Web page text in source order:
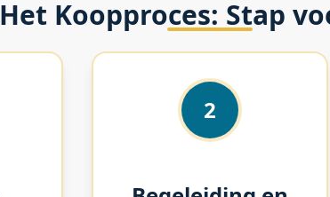
Het Koopproces: Stap
2